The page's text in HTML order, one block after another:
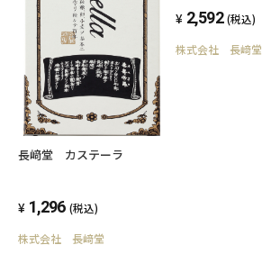
長﨑堂 カステーラ
1,296 (税込)
株式会社 長﨑堂
2,592 (税込)
株式会社 長﨑堂